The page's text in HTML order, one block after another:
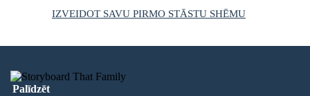
IZVEIDOT SAVU PIRMO STĀSTU SHĒMU
Palīdzēt